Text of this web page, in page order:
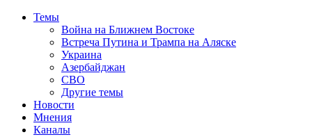
Темы
Война на Ближнем Востоке
Встреча Путина и Трампа на Аляске
Украина
Азербайджан
СВО
Другие темы
Новости
Мнения
Каналы